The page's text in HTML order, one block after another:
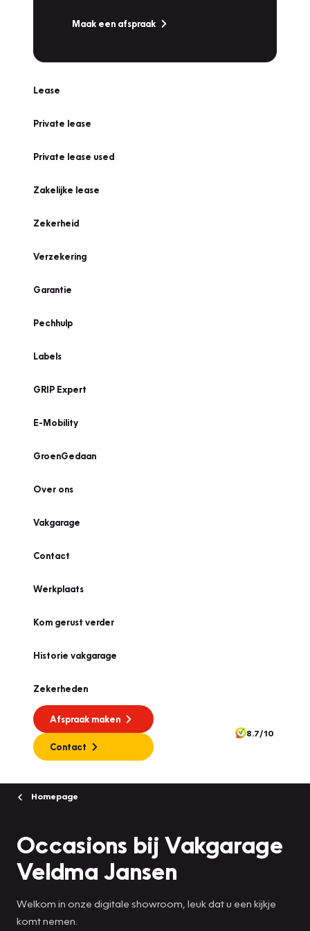
Maak een afspraak
Lease
Private lease
Private lease used
Zakelijke lease
Zekerheid
Verzekering
Garantie
Pechhulp
Labels
GRIP Expert
E-Mobility
GroenGedaan
Over ons
Vakgarage
Contact
Werkplaats
Kom gerust verder
Historie vakgarage
Zekerheden
Afspraak maken
Contact
8.7/10
Homepage
Occasions bij Vakgarage
Veldma Jansen
Welkom in onze digitale showroom, leuk dat u een kijkje
komt nemen.